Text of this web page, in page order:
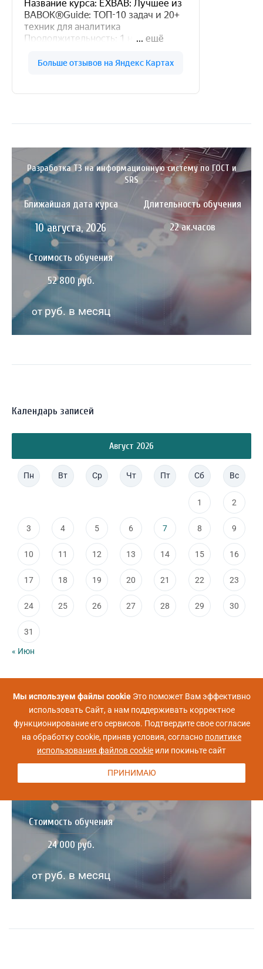
Разработка ТЗ на информационную систему по ГОСТ и
SRS
Ближайшая дата курса
10 августа, 2026
Длительность обучения
22 ак.часов
Стоимость обучения
52 800 руб.
от руб. в месяц
Календарь записей
Август 2026
Пн Вт Ср Чт Пт Сб Вс
1 2
3 4 5 6 7 8 9
10 11 12 13 14 15 16
17 18 19 20 21 22 23
24 25 26 27 28 29 30
31
« Июн
Управление бизнес-анализом: курс для руководителей и
ведущих аналитиков
Ближайшая дата курса Длительность обучения
Стоимость обучения
24 000 руб.
от руб. в месяц
Мы используем файлы cookieЭто поможет Вам эффективно
использовать Сайт, а нам поддерживать корректное
функционирование его сервисов. Подтвердите свое согласие
на обработку cookie, приняв условия, согласно политике
использования файлов cookie или покиньте сайт
ПРИНИМАЮ